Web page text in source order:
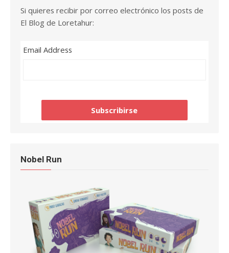
Si quieres recibir por correo electrónico los posts de
El Blog de Loretahur:
Email Address
Nobel Run